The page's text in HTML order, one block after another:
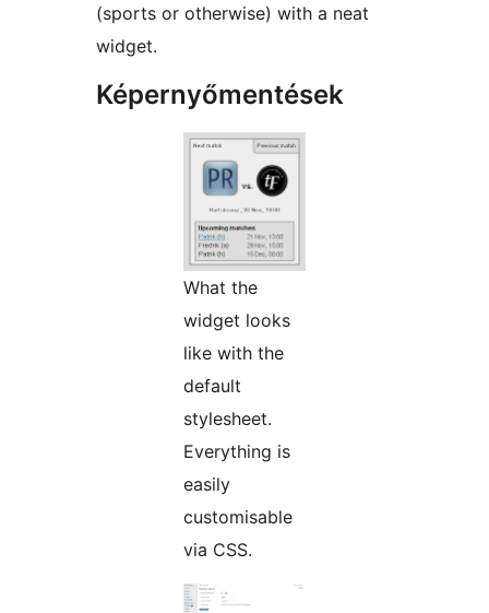
(sports or otherwise) with a neat
widget.
Képernyőmentések
What the
widget looks
like with the
default
stylesheet.
Everything is
easily
customisable
via CSS.